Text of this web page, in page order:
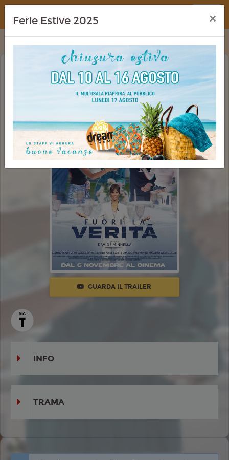
Dream Cinema
FUORI LA VERITA'
GUARDA IL TRAILER
INFO
TRAMA
Ferie Estive 2025 ×